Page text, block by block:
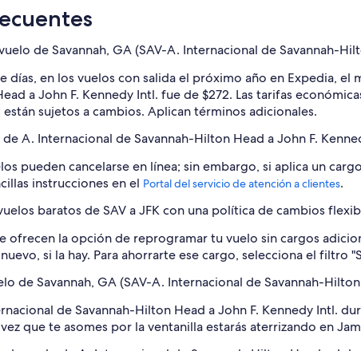
de Savannah, GA (SAV-A. Internacional de Savannah-
días, en los vuelos con salida el próximo año en Expedia,
a John F. Kennedy Intl. fue de $272. Las tarifas
sujetos a cambios. Aplican términos adicionales.
A. Internacional de Savannah-Hilton Head a John F.
pueden cancelarse en línea; sin embargo, si aplica un
instrucciones en el Portal del servicio de atención a clientes.
baratos de SAV a JFK con una política de cambios
ofrecen la opción de reprogramar tu vuelo sin cargos
si la hay. Para ahorrarte ese cargo, selecciona el filtro
de Savannah, GA (SAV-A. Internacional de Savannah-
de Savannah-Hilton Head a John F. Kennedy Intl.
que te asomes por la ventanilla estarás aterrizando en